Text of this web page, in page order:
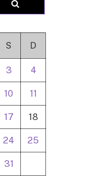
S D
3 4
10 11
17 18
24 25
31